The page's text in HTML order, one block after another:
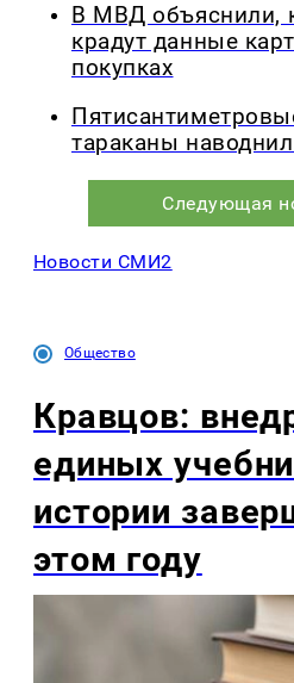
В МВД объяснили,
крадут данные
покупках
тараканы
Следующая
Новости СМИ2
Общество
Кравцов:
единых
истории
этом году